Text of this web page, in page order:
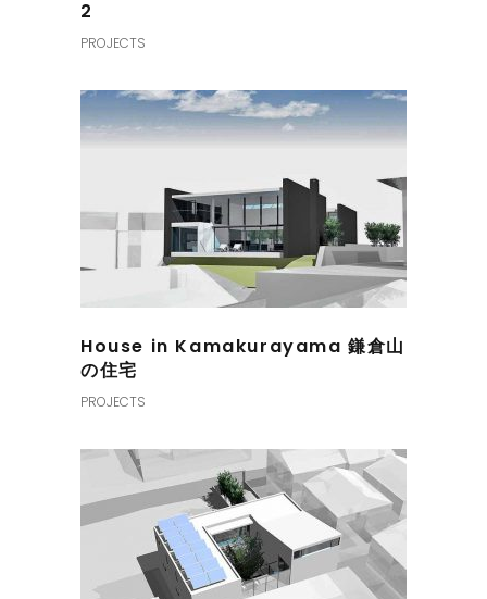
2
PROJECTS
House in Kamakurayama 鎌倉山
の住宅
PROJECTS